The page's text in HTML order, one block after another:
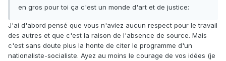
en gros pour toi ça c'est un monde d'art et de justice:
J'ai d'abord pensé que vous n'aviez aucun respect pour le travail
des autres et que c'est la raison de l'absence de source. Mais
c'est sans doute plus la honte de citer le programme d'un
nationaliste-socialiste. Ayez au moins le courage de vos idées (je